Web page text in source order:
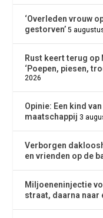
‘Overleden vrouw
gestorven’ 5
Rust keert terug
‘Poepen, piesen,
2026
Opinie: Een kind
maatschappij 3
Verborgen
en vrienden op de
Miljoeneninjectie
straat, daarna naar